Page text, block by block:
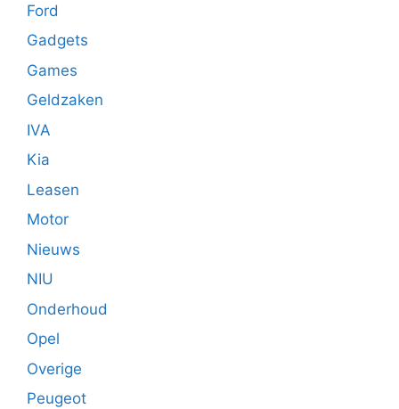
Ford
Gadgets
Games
Geldzaken
IVA
Kia
Leasen
Motor
Nieuws
NIU
Onderhoud
Opel
Overige
Peugeot